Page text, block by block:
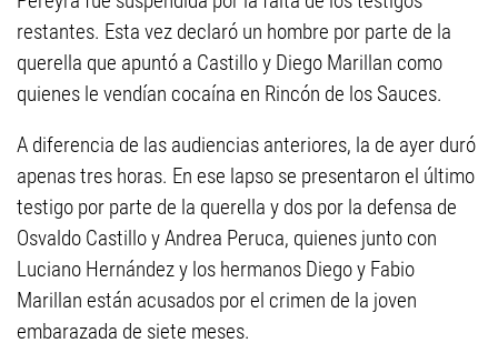
restantes. Esta vez declaró un hombre por parte de la
querella que apuntó a Castillo y Diego Marillan como
quienes le vendían cocaína en Rincón de los Sauces.
A diferencia de las audiencias anteriores, la de ayer duró
apenas tres horas. En ese lapso se presentaron el último
testigo por parte de la querella y dos por la defensa de
Osvaldo Castillo y Andrea Peruca, quienes junto con
Luciano Hernández y los hermanos Diego y Fabio
Marillan están acusados por el crimen de la joven
embarazada de siete meses.